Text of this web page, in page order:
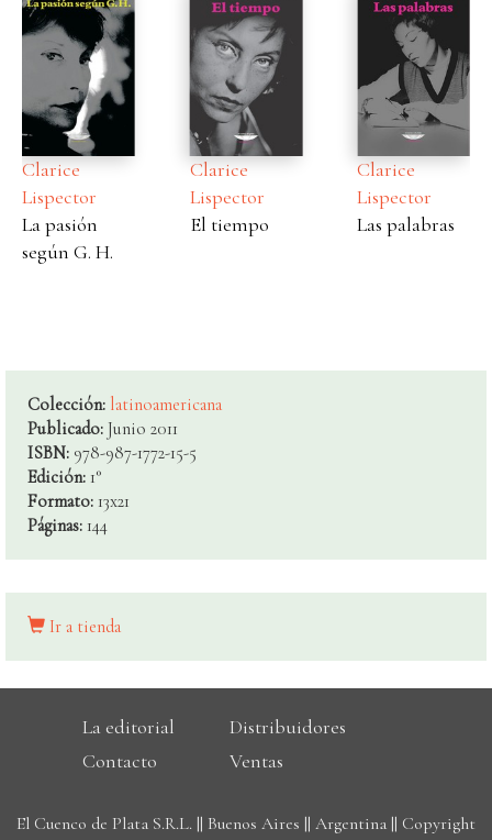
Clarice
Lispector
La pasión
según G. H.
Clarice
Lispector
El tiempo
Clarice
Lispector
Las palabras
Colección: latinoamericana
Publicado: Junio 2011
ISBN: 978-987-1772-15-5
Edición: 1°
Formato: 13x21
Páginas: 144
Ir a tienda
La editorial
Distribuidores
Contacto
Ventas
El Cuenco de Plata S.R.L. || Buenos Aires || Argentina || Copyright